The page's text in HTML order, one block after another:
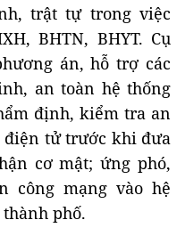
trật tự trong việc
BHTN, BHYT. Cụ
án, hỗ trợ các
an toàn hệ thống
định, kiểm tra an
tử trước khi đưa
cơ mật; ứng phó,
công mạng vào hệ
phố.